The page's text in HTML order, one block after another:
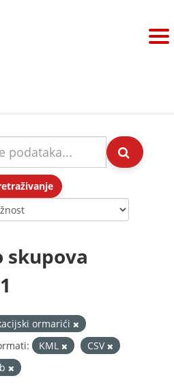
skupova
ormarići
KML
CSV